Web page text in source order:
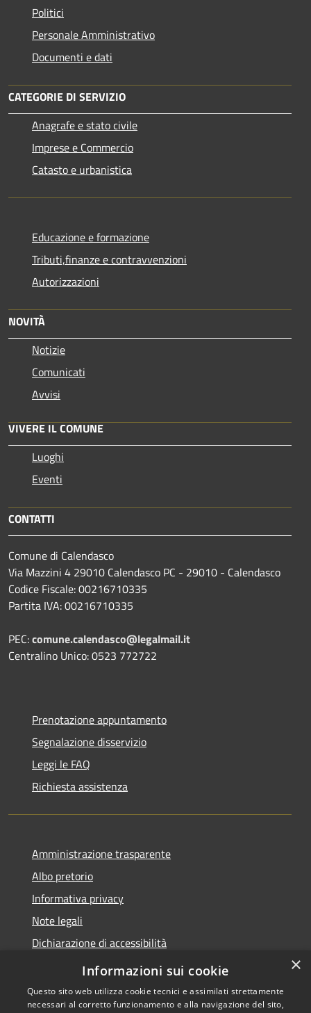
Politici
Personale Amministrativo
Documenti e dati
CATEGORIE DI SERVIZIO
Anagrafe e stato civile
Imprese e Commercio
Catasto e urbanistica
Educazione e formazione
Tributi,finanze e contravvenzioni
Autorizzazioni
NOVITÀ
Notizie
Comunicati
Avvisi
VIVERE IL COMUNE
Luoghi
Eventi
CONTATTI
Comune di Calendasco
Via Mazzini 4 29010 Calendasco PC - 29010 - Calendasco
Codice Fiscale: 00216710335
Partita IVA: 00216710335
PEC:comune.calendasco@legalmail.it
Centralino Unico: 0523 772722
Prenotazione appuntamento
Segnalazione disservizio
Leggi le FAQ
Richiesta assistenza
Amministrazione trasparente
Albo pretorio
Informativa privacy
Note legali
Dichiarazione di accessibilità
Piano di miglioramento del sito
×
Informazioni sui cookie
Questo sito web utilizza cookie tecnici e assimilati strettamente
necessari al corretto funzionamento e alla navigazione del sito,